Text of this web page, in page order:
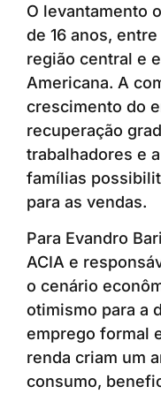
O levantamento
de 16 anos,
região central e
Americana. A
crescimento do
recuperação
trabalhadores e
famílias
para as vendas.
Para Evandro
ACIA e
o cenário
otimismo para a
emprego formal
renda criam um
consumo,